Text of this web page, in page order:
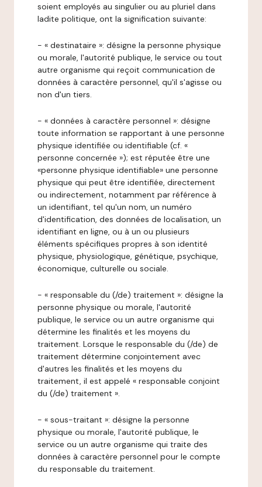
soient employés au singulier ou au pluriel dans
ladite politique, ont la signification suivante:
- « destinataire »: désigne la personne physique
ou morale, l'autorité publique, le service ou tout
autre organisme qui reçoit communication de
données à caractère personnel, qu'il s'agisse ou
non d'un tiers.
- « données à caractère personnel »: désigne
toute information se rapportant à une personne
physique identifiée ou identifiable (cf. «
personne concernée »); est réputée être une
«personne physique identifiable» une personne
physique qui peut être identifiée, directement
ou indirectement, notamment par référence à
un identifiant, tel qu'un nom, un numéro
d'identification, des données de localisation, un
identifiant en ligne, ou à un ou plusieurs
éléments spécifiques propres à son identité
physique, physiologique, génétique, psychique,
économique, culturelle ou sociale.
- « responsable du (/de) traitement »: désigne la
personne physique ou morale, l'autorité
publique, le service ou un autre organisme qui
détermine les finalités et les moyens du
traitement. Lorsque le responsable du (/de) de
traitement détermine conjointement avec
d'autres les finalités et les moyens du
traitement, il est appelé « responsable conjoint
du (/de) traitement ».
- « sous-traitant »: désigne la personne
physique ou morale, l'autorité publique, le
service ou un autre organisme qui traite des
données à caractère personnel pour le compte
du responsable du traitement.